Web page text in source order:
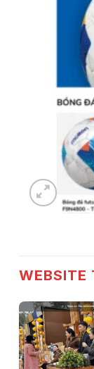
WEBSITE